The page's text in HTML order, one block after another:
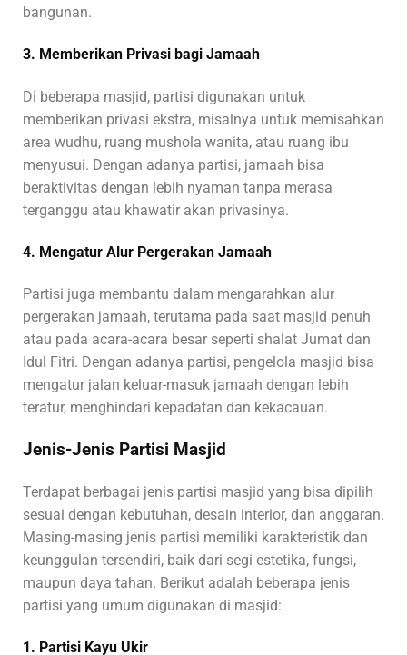
bangunan.
3. Memberikan Privasi bagi Jamaah
Di beberapa masjid, partisi digunakan untuk
memberikan privasi ekstra, misalnya untuk memisahkan
area wudhu, ruang mushola wanita, atau ruang ibu
menyusui. Dengan adanya partisi, jamaah bisa
beraktivitas dengan lebih nyaman tanpa merasa
terganggu atau khawatir akan privasinya.
4. Mengatur Alur Pergerakan Jamaah
Partisi juga membantu dalam mengarahkan alur
pergerakan jamaah, terutama pada saat masjid penuh
atau pada acara-acara besar seperti shalat Jumat dan
Idul Fitri. Dengan adanya partisi, pengelola masjid bisa
mengatur jalan keluar-masuk jamaah dengan lebih
teratur, menghindari kepadatan dan kekacauan.
Jenis-Jenis Partisi Masjid
Terdapat berbagai jenis partisi masjid yang bisa dipilih
sesuai dengan kebutuhan, desain interior, dan anggaran.
Masing-masing jenis partisi memiliki karakteristik dan
keunggulan tersendiri, baik dari segi estetika, fungsi,
maupun daya tahan. Berikut adalah beberapa jenis
partisi yang umum digunakan di masjid:
1. Partisi Kayu Ukir